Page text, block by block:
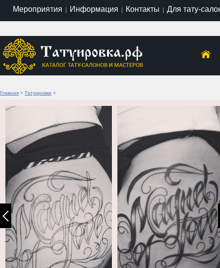
Мероприятия | Информация | Контакты | Для тату-
Главная > Татуировки >